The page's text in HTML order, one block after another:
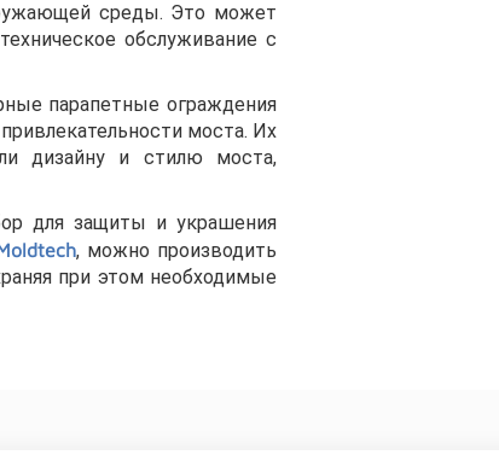
среды. Это может
обслуживание с
парапетные ограждения
моста. Их
дизайну и стилю моста,
для защиты и украшения
, можно производить
при этом необходимые